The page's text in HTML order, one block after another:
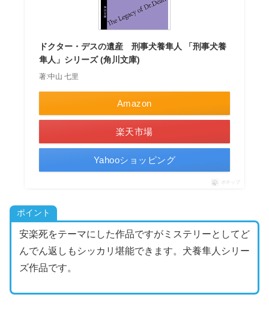
ドクター・デスの遺産 刑事犬養隼人 「刑事犬養
隼人」シリーズ (角川文庫)
著:中山 七里
Amazon
楽天市場
Yahooショッピング
ポチップ
ポイント
安楽死をテーマにした作品ですがミステリーとしてど
んでん返しもシッカリ堪能できます。犬養隼人シリー
ズ作品です。